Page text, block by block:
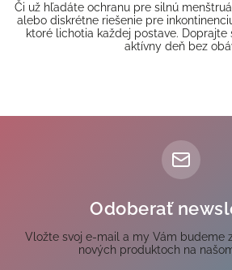
Či už hľadáte ochranu pre silnú
alebo diskrétne riešenie pre
ktoré lichotia každej postave. Doprajte
aktívny deň bez
Odoberať
Vložte svoj e-mail a my Vám budeme
nových produktoch na